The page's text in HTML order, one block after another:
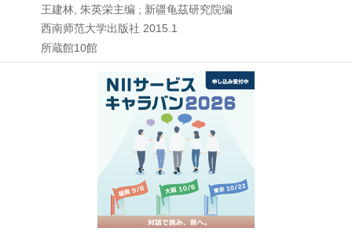
王建林, 朱英栄主编 ; 新疆龟茲研究院编
西南师范大学出版社 2015.1
所蔵館10館